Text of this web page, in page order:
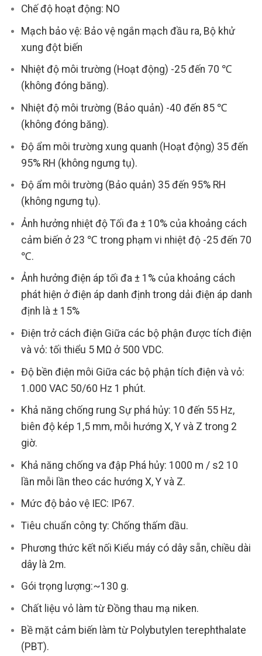
Chế độ hoạt động: NO
Mạch bảo vệ: Bảo vệ ngắn mạch đầu ra, Bộ khử
xung đột biến
Nhiệt độ môi trường (Hoạt động) -25 đến 70 ℃
(không đóng băng).
Nhiệt độ môi trường (Bảo quản) -40 đến 85 ℃
(không đóng băng).
Độ ẩm môi trường xung quanh (Hoạt động) 35 đến
95% RH (không ngưng tụ).
Độ ẩm môi trường (Bảo quản) 35 đến 95% RH
(không ngưng tụ).
Ảnh hưởng nhiệt độ Tối đa ± 10% của khoảng cách
cảm biến ở 23 ℃ trong phạm vi nhiệt độ -25 đến 70
℃.
Ảnh hưởng điện áp tối đa ± 1% của khoảng cách
phát hiện ở điện áp danh định trong dải điện áp danh
định là ± 15%
Điện trở cách điện Giữa các bộ phận được tích điện
và vỏ: tối thiểu 5 MΩ ở 500 VDC.
Độ bền điện môi Giữa các bộ phận tích điện và vỏ:
1.000 VAC 50/60 Hz 1 phút.
Khả năng chống rung Sự phá hủy: 10 đến 55 Hz,
biên độ kép 1,5 mm, mỗi hướng X, Y và Z trong 2
giờ.
Khả năng chống va đập Phá hủy: 1000 m / s2 10
lần mỗi lần theo các hướng X, Y và Z.
Mức độ bảo vệ IEC: IP67.
Tiêu chuẩn công ty: Chống thấm dầu.
Phương thức kết nối Kiểu máy có dây sẵn, chiều dài
dây là 2m.
Gói trọng lượng:~130 g.
Chất liệu vỏ làm từ Đồng thau mạ niken.
Bề mặt cảm biến làm từ Polybutylen terephthalate
(PBT).